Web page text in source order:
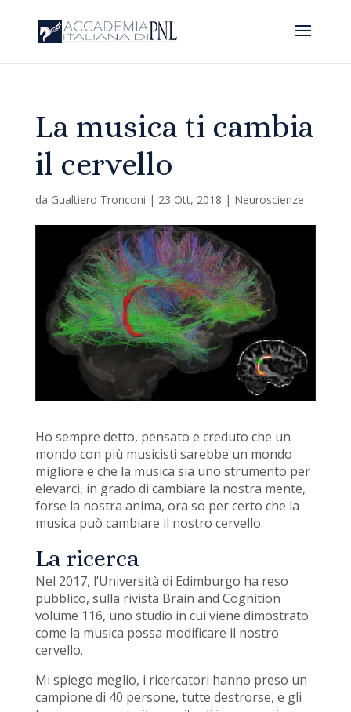
La musica ti cambia
il cervello
da Gualtiero Tronconi | 23 Ott, 2018 | Neuroscienze
Ho sempre detto, pensato e creduto che un
mondo con più musicisti sarebbe un mondo
migliore e che la musica sia uno strumento per
elevarci, in grado di cambiare la nostra mente,
forse la nostra anima, ora so per certo che la
musica può cambiare il nostro cervello.
La ricerca
Nel 2017, l’Università di Edimburgo ha reso
pubblico, sulla rivista Brain and Cognition
volume 116, uno studio in cui viene dimostrato
come la musica possa modificare il nostro
cervello.
Mi spiego meglio, i ricercatori hanno preso un
campione di 40 persone, tutte destrorse, e gli